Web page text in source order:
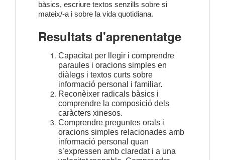
bàsics, escriure textos senzills sobre si
mateix/-a i sobre la vida quotidiana.
Resultats d'aprenentatge
Capacitat per llegir i comprendre
paraules i oracions simples en
diàlegs i textos curts sobre
informació personal i familiar.
Reconèixer radicals bàsics i
comprendre la composició dels
caràcters xinesos.
Comprendre preguntes orals i
oracions simples relacionades amb
informació personal quan
s’expressen amb claredat i a una